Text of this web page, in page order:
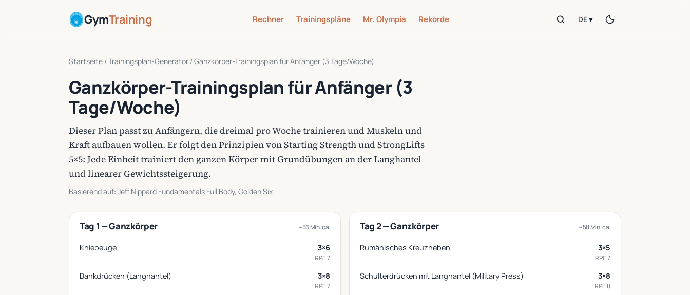
GymTraining Rechner Trainingspläne Mr. Olympia Rekorde DE ▾
Startseite /Trainingsplan-Generator /Ganzkörper-Trainingsplan für Anfänger (3 Tage/Woche)
Ganzkörper-Trainingsplan für Anfänger (3
Tage/Woche)
Dieser Plan passt zu Anfängern, die dreimal pro Woche trainieren und Muskeln und
Kraft aufbauen wollen. Er folgt den Prinzipien von Starting Strength und StrongLifts
5×5: Jede Einheit trainiert den ganzen Körper mit Grundübungen an der Langhantel
und linearer Gewichtssteigerung.
Basierend auf: Jeff Nippard Fundamentals Full Body, Golden Six
Tag 1 — Ganzkörper ~56 Min. ca.
Kniebeuge 3×6
RPE 7
Bankdrücken (Langhantel) 3×8
RPE 7
Tag 2 — Ganzkörper ~58 Min. ca.
Rumänisches Kreuzheben 3×5
RPE 7
Schulterdrücken mit Langhantel (Military Press) 3×8
RPE 8